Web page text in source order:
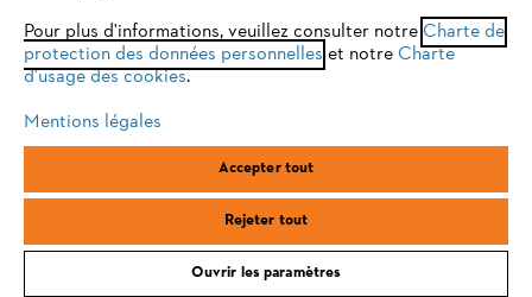
Mentions légales Cookies
Conditions de garantie
ANDREAS STIHL SAS, 1 rue des Epinettes, ZI Nord de Torcy, 77200
optimale de notre site, nous vous recommandons de passer à
l'un des navigateurs suivants :
firefox chrome
Pour plus d'informations, veuillez consulter notre Charte de
protection des données personnelles et notre Charte
d'usage des cookies.
Mentions légales
Accepter tout
Rejeter tout
Ouvrir les paramètres